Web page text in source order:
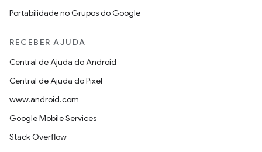
Portabilidade no Grupos do Google
RECEBER AJUDA
Central de Ajuda do Android
Central de Ajuda do Pixel
www.android.com
Google Mobile Services
Stack Overflow